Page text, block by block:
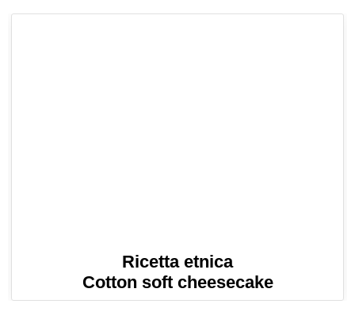
Ricetta etnica
Cotton soft cheesecake